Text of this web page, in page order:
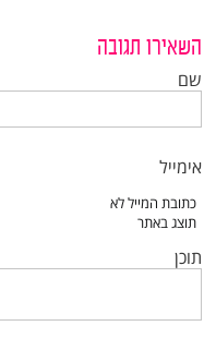
השאירו תגובה
שם
אימייל
תוכן